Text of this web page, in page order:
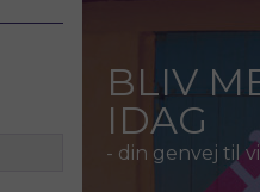
BLIV
IDAG
- din genvej til